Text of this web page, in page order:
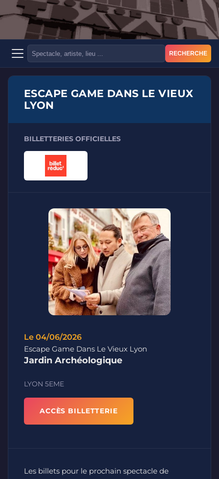
RECHERCHE
ESCAPE GAME DANS LE VIEUX
LYON
BILLETTERIES OFFICIELLES
Le 04/06/2026
Escape Game Dans Le Vieux Lyon
Jardin Archéologique
LYON 5EME
ACCÈS BILLETTERIE
Les billets pour le prochain spectacle de